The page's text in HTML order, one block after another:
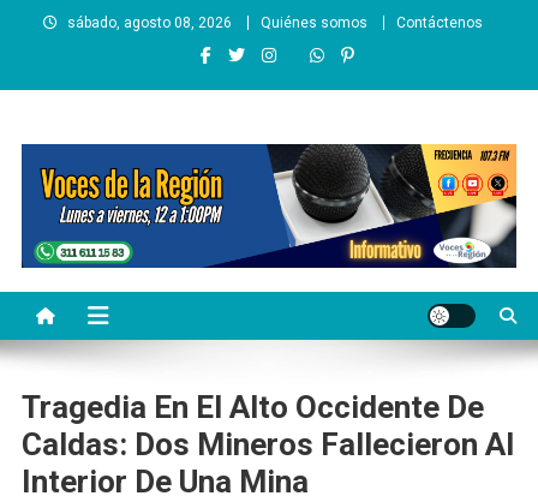
sábado, agosto 08, 2026 Quiénes somos Contáctenos
Voces de la Región
Tragedia En El Alto Occidente De
Caldas: Dos Mineros Fallecieron Al
Interior De Una Mina